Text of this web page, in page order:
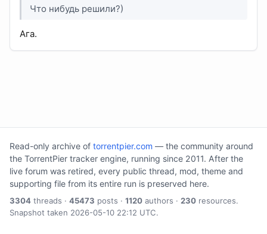
Что нибудь решили?)
Ага.
Read-only archive of torrentpier.com — the community around
the TorrentPier tracker engine, running since 2011. After the
live forum was retired, every public thread, mod, theme and
supporting file from its entire run is preserved here.
3304 threads · 45473 posts · 1120 authors · 230 resources.
Snapshot taken 2026-05-10 22:12 UTC.